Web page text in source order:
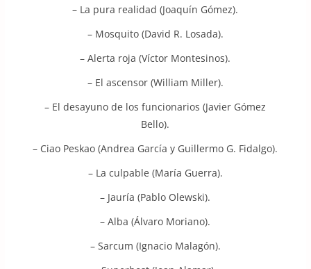
– La pura realidad (Joaquín Gómez).
– Mosquito (David R. Losada).
– Alerta roja (Víctor Montesinos).
– El ascensor (William Miller).
– El desayuno de los funcionarios (Javier Gómez
Bello).
– Ciao Peskao (Andrea García y Guillermo G. Fidalgo).
– La culpable (María Guerra).
– Jauría (Pablo Olewski).
– Alba (Álvaro Moriano).
– Sarcum (Ignacio Malagón).